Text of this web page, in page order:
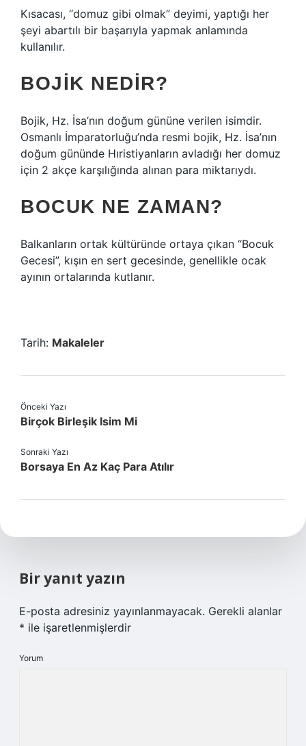
Kısacası, “domuz gibi olmak” deyimi, yaptığı her
şeyi abartılı bir başarıyla yapmak anlamında
kullanılır.
BOJIK NEDIR?
Bojik, Hz. İsa’nın doğum gününe verilen isimdir.
Osmanlı İmparatorluğu’nda resmi bojik, Hz. İsa’nın
doğum gününde Hıristiyanların avladığı her domuz
için 2 akçe karşılığında alınan para miktarıydı.
BOCUK NE ZAMAN?
Balkanların ortak kültüründe ortaya çıkan “Bocuk
Gecesi”, kışın en sert gecesinde, genellikle ocak
ayının ortalarında kutlanır.
Tarih: Makaleler
Önceki Yazı
Birçok Birleşik Isim Mi
Sonraki Yazı
Borsaya En Az Kaç Para Atılır
Bir yanıt yazın
E-posta adresiniz yayınlanmayacak. Gerekli alanlar
* ile işaretlenmişlerdir
Yorum